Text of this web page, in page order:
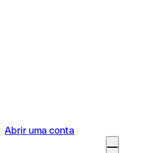
Abrir uma conta